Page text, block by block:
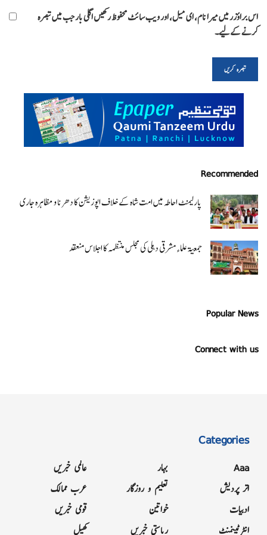
اس براؤزر میں میرا نام، ای میل، اور ویب سائٹ محفوظ رکھیں اگلی بار جب میں تبصرہ
کرنے کےلیے۔
Recommended
پارلیمنٹ احاطہ میں امت شاہ کے خلاف اپوزیشن کا دھرنا و مظاہرہ جاری
جمعیۃ علماء مشرقی دہلی کی مجلس منتظمہ کا اجلاس منعقد
Popular News
Connect with us
Categories
Aaa
اتر پردیش
ادبیات
انٹرٹینمنٹ
بہار
تعلیم و روزگار
خواتین
ریاستی خبریں
عالمی خبریں
عرب ممالک
قومی خبریں
کھیل